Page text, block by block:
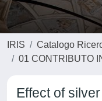
IRIS
Catalogo
01 CONTRIBUTO
Effect of